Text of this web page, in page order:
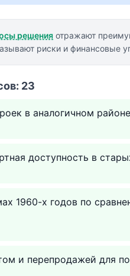
решения отражают
риски и финансовые
23
в аналогичном
доступность в
1960-х годов по
и перепродажей для